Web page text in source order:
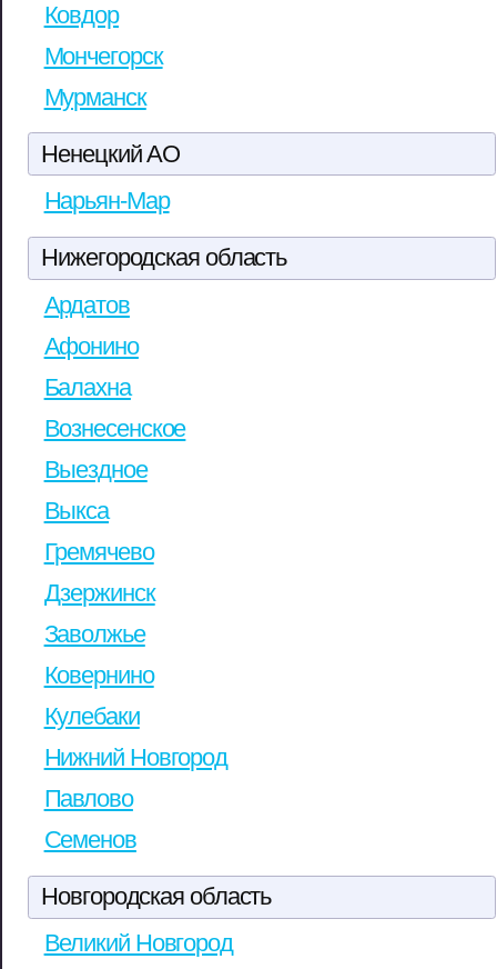
Ковдор
Мончегорск
Мурманск
Ненецкий АО
Нарьян-Мар
Нижегородская область
Ардатов
Афонино
Балахна
Вознесенское
Выездное
Выкса
Гремячево
Дзержинск
Заволжье
Ковернино
Кулебаки
Нижний Новгород
Павлово
Семенов
Новгородская область
Великий Новгород